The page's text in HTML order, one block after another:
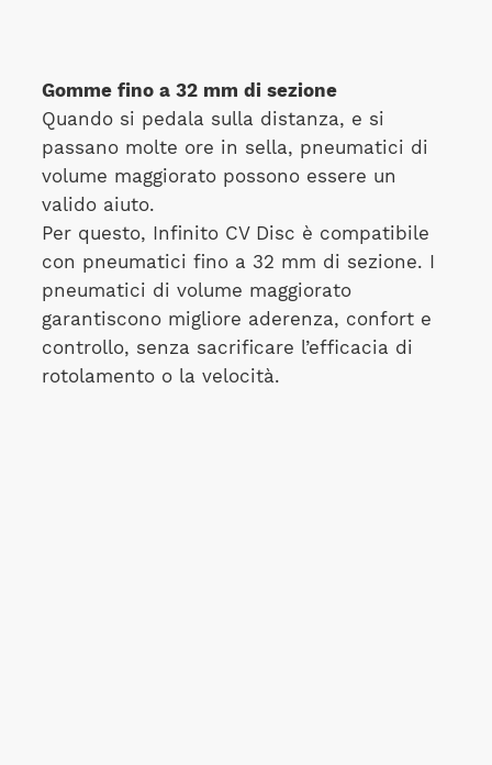
Gomme fino a 32 mm di sezione
Quando si pedala sulla distanza, e si
passano molte ore in sella, pneumatici di
volume maggiorato possono essere un
valido aiuto.
Per questo, Infinito CV Disc è compatibile
con pneumatici fino a 32 mm di sezione. I
pneumatici di volume maggiorato
garantiscono migliore aderenza, confort e
controllo, senza sacrificare l’efficacia di
rotolamento o la velocità.